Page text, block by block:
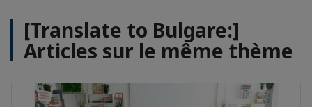
[Translate to Bulgare:]
Articles sur le même thème